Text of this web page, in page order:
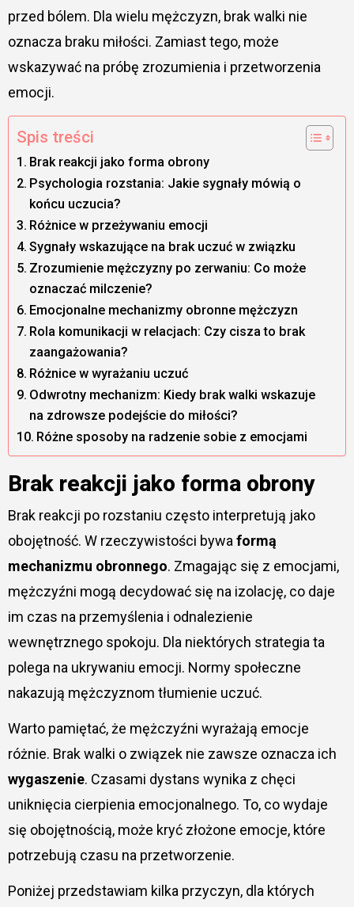
przed bólem. Dla wielu mężczyzn, brak walki nie
oznacza braku miłości. Zamiast tego, może
wskazywać na próbę zrozumienia i przetworzenia
emocji.
Spis treści
Brak reakcji jako forma obrony
Psychologia rozstania: Jakie sygnały mówią o
końcu uczucia?
Różnice w przeżywaniu emocji
Sygnały wskazujące na brak uczuć w związku
Zrozumienie mężczyzny po zerwaniu: Co może
oznaczać milczenie?
Emocjonalne mechanizmy obronne mężczyzn
Rola komunikacji w relacjach: Czy cisza to brak
zaangażowania?
Różnice w wyrażaniu uczuć
Odwrotny mechanizm: Kiedy brak walki wskazuje
na zdrowsze podejście do miłości?
Różne sposoby na radzenie sobie z emocjami
Brak reakcji jako forma obrony
Brak reakcji po rozstaniu często interpretują jako
obojętność. W rzeczywistości bywa formą
mechanizmu obronnego. Zmagając się z emocjami,
mężczyźni mogą decydować się na izolację, co daje
im czas na przemyślenia i odnalezienie
wewnętrznego spokoju. Dla niektórych strategia ta
polega na ukrywaniu emocji. Normy społeczne
nakazują mężczyznom tłumienie uczuć.
Warto pamiętać, że mężczyźni wyrażają emocje
różnie. Brak walki o związek nie zawsze oznacza ich
wygaszenie. Czasami dystans wynika z chęci
uniknięcia cierpienia emocjonalnego. To, co wydaje
się obojętnością, może kryć złożone emocje, które
potrzebują czasu na przetworzenie.
Poniżej przedstawiam kilka przyczyn, dla których